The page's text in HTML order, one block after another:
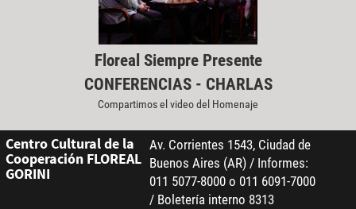
Floreal Siempre Presente
CONFERENCIAS - CHARLAS
Compartimos el video del Homenaje
Centro Cultural de la
Cooperación FLOREAL
GORINI
Av. Corrientes 1543, Ciudad de
Buenos Aires (AR) / Informes:
011 5077-8000 o 011 6091-7000
/ Boletería interno 8313